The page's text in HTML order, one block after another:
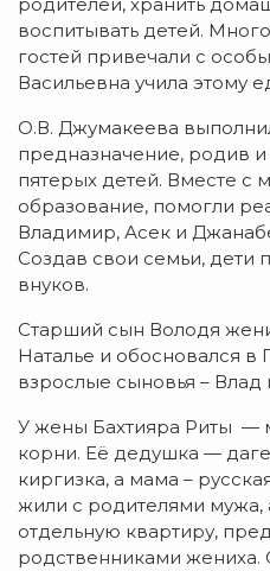
воспитывать детей.
гостей привечали с
Васильевна учила этому
О.В. Джумакеева
предназначение, родив
пятерых детей. Вместе с
образование, помогли
Владимир, Асек и
Создав свои семьи, дети
внуков.
Старший сын Володя
Наталье и обосновался
взрослые сыновья – Влад
У жены Бахтияра Риты —
корни. Её дедушка —
киргизка, а мама –
жили с родителями мужа,
отдельную квартиру,
родственниками жениха.